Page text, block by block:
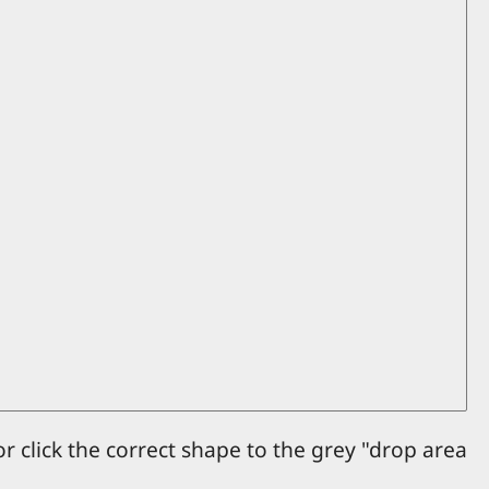
click the correct shape to the grey "drop area".